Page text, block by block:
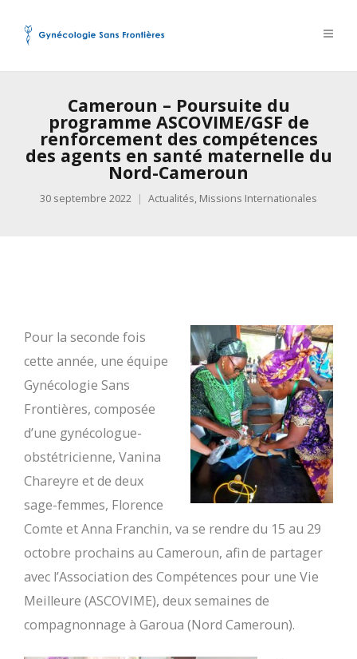
Cameroun – Poursuite du
programme ASCOVIME/GSF de
renforcement des compétences
des agents en santé maternelle du
Nord-Cameroun
30 septembre 2022 Actualités, Missions Internationales
Pour la seconde fois
cette année, une équipe
Gynécologie Sans
Frontières, composée
d’une gynécologue-
obstétricienne, Vanina
Chareyre et de deux
sage-femmes, Florence
Comte et Anna Franchin, va se rendre du 15 au 29
octobre prochains au Cameroun, afin de partager
avec l’Association des Compétences pour une Vie
Meilleure (ASCOVIME), deux semaines de
compagnonnage à Garoua (Nord Cameroun).